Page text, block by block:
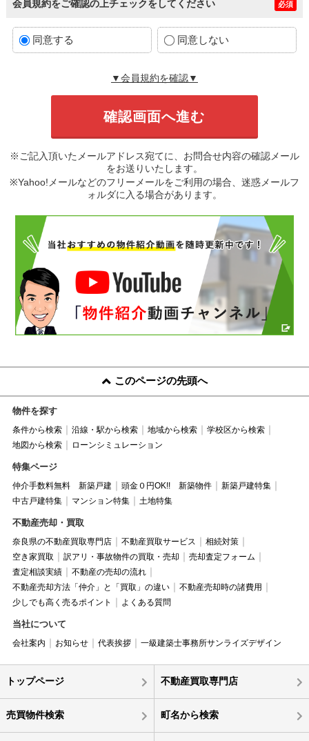
会員規約をご確認の上チェックをしてください 必須
同意する 同意しない
▼会員規約を確認▼
※ご記入頂いたメールアドレス宛てに、お問合せ内容の確認メール
をお送りいたします。
※Yahoo!メールなどのフリーメールをご利用の場合、迷惑メールフ
ォルダに入る場合があります。
このページの先頭へ
物件を探す
条件から検索 沿線・駅から検索 地域から検索
学校区から検索
地図から検索
ローンシミュレーション
特集ページ
仲介手数料無料 新築戸建 頭金０円OK!! 新築物件
新築戸建特集
中古戸建特集
マンション特集 土地特集
不動産売却・買取
奈良県の不動産買取専門店 不動産買取サービス
相続対策
空き家買取
訳アリ・事故物件の買取・売却
売却査定フォーム
査定相談実績
不動産の売却の流れ
不動産売却方法「仲介」と「買取」の違い
不動産売却時の諸費用
少しでも高く売るポイント
よくある質問
当社について
会社案内 お知らせ 代表挨拶 一級建築士事務所サンライズデザイン
トップページ 不動産買取専門店
売買物件検索 町名から検索